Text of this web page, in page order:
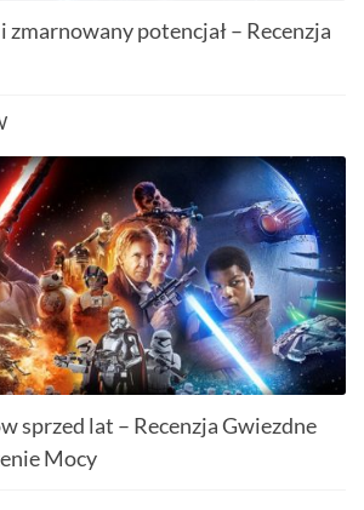
zmarnowany potencjał – Recenzja
sprzed lat – Recenzja Gwiezdne
Mocy